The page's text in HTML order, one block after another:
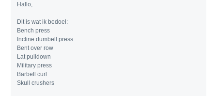
Hallo,
Dit is wat ik bedoel:
Bench press
Incline dumbell press
Bent over row
Lat pulldown
Military press
Barbell curl
Skull crushers